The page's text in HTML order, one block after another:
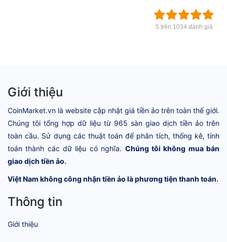
5 trên 1034 đánh giá
Giới thiệu
CoinMarket.vn là website cập nhật giá tiền ảo trên toàn thế giới.
Chúng tôi tổng hợp dữ liệu từ 965 sàn giao dịch tiền ảo trên
toàn cầu. Sử dụng các thuật toán để phân tích, thống kê, tính
toán thành các dữ liệu có nghĩa. Chúng tôi không mua bán
giao dịch tiền ảo.
Việt Nam không công nhận tiền ảo là phương tiện thanh toán.
Thông tin
Giới thiệu